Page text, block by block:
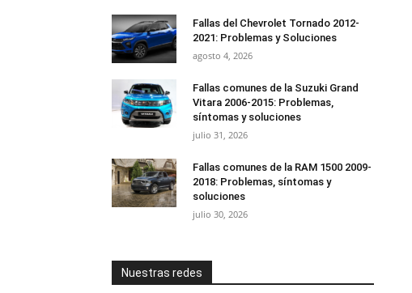
Fallas del Chevrolet Tornado 2012-
2021: Problemas y Soluciones
agosto 4, 2026
Fallas comunes de la Suzuki Grand
Vitara 2006-2015: Problemas,
síntomas y soluciones
julio 31, 2026
Fallas comunes de la RAM 1500 2009-
2018: Problemas, síntomas y
soluciones
julio 30, 2026
Nuestras redes